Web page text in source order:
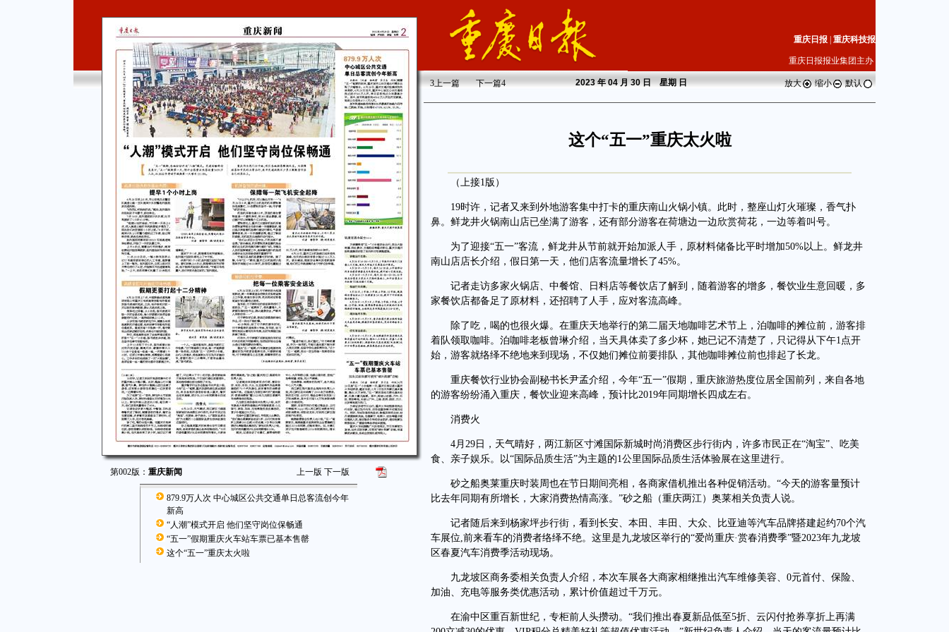
第002版： 重庆新闻 上一版 下一版
879.9万人次 中心城区公共交通单日总客流创今年
新高
“人潮”模式开启 他们坚守岗位保畅通
“五一”假期重庆火车站车票已基本售罄
这个“五一”重庆太火啦
重庆日报 重庆科技报
重庆日报报业集团主办
3上一篇 下一篇4 2023年 04 月 30 日 星期日 放大 缩小 默认
这个“五一”重庆太火啦
（上接1版）
19时许，记者又来到外地游客集中打卡的重庆南山火锅小镇。此时，整座山灯火璀璨，香气扑
鼻。鲜龙井火锅南山店已坐满了游客，还有部分游客在荷塘边一边欣赏荷花，一边等着叫号。
为了迎接“五一”客流，鲜龙井从节前就开始加派人手，原材料储备比平时增加50%以上。鲜龙井
南山店店长介绍，假日第一天，他们店客流量增长了45%。
记者走访多家火锅店、中餐馆、日料店等餐饮店了解到，随着游客的增多，餐饮业生意回暖，多
家餐饮店都备足了原材料，还招聘了人手，应对客流高峰。
除了吃，喝的也很火爆。在重庆天地举行的第二届天地咖啡艺术节上，泊咖啡的摊位前，游客排
着队领取咖啡。泊咖啡老板曾琳介绍，当天具体卖了多少杯，她已记不清楚了，只记得从下午1点开
始，游客就络绎不绝地来到现场，不仅她们摊位前要排队，其他咖啡摊位前也排起了长龙。
重庆餐饮行业协会副秘书长尹孟介绍，今年“五一”假期，重庆旅游热度位居全国前列，来自各地
的游客纷纷涌入重庆，餐饮业迎来高峰，预计比2019年同期增长四成左右。
消费火
4月29日，天气晴好，两江新区寸滩国际新城时尚消费区步行街内，许多市民正在“淘宝”、吃美
食、亲子娱乐。以“国际品质生活”为主题的1公里国际品质生活体验展在这里进行。
砂之船奥莱重庆时装周也在节日期间亮相，各商家借机推出各种促销活动。“今天的游客量预计
比去年同期有所增长，大家消费热情高涨。”砂之船（重庆两江）奥莱相关负责人说。
记者随后来到杨家坪步行街，看到长安、本田、丰田、大众、比亚迪等汽车品牌搭建起约70个汽
车展位,前来看车的消费者络绎不绝。这里是九龙坡区举行的“爱尚重庆·赏春消费季”暨2023年九龙坡
区春夏汽车消费季活动现场。
九龙坡区商务委相关负责人介绍，本次车展各大商家相继推出汽车维修美容、0元首付、保险、
加油、充电等服务类优惠活动，累计价值超过千万元。
在渝中区重百新世纪，专柜前人头攒动。“我们推出春夏新品低至5折、云闪付抢券享折上再满